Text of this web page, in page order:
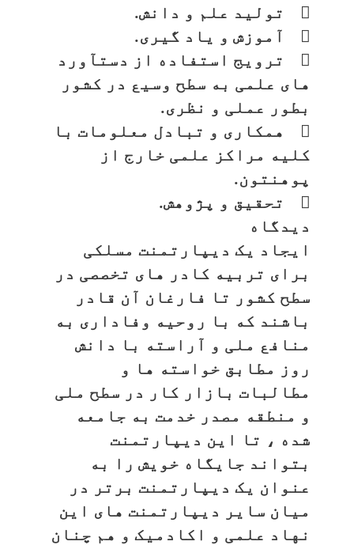
 تولید علم و دانش.
 آموزش و یاد گیری.
 ترویج استفاده از دستآورد
های علمی به سطح وسیع در کشور
بطور عملی و نظری.
 همکاری و تبادل معلومات با
کلیه مراکز علمی خارج از
پوهنتون.
 تحقیق و پژوهش.
دیدگاه
ایجاد یک دیپارتمنت مسلکی
برای تربیه کادر های تخصصی در
سطح کشور تا فارغان آن قادر
باشند که با روحیه وفاداری به
منافع ملی و آراسته با دانش
روز مطابق خواسته ها و
مطالبات بازار کار در سطح ملی
و منطقه مصدر خدمت به جامعه
شده ، تا این دیپارتمنت
بتواند جایگاه خویش را به
عنوان یک دیپارتمنت برتر در
میان سایر دیپارتمنت های این
نهاد علمی و اکادمیک و هم چنان